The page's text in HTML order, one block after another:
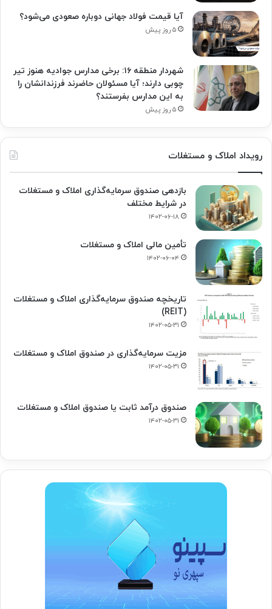
آیا قیمت فولاد جهانی دوباره صعودی می‌شود؟
۵ روز پیش
شهردار منطقه ۱۶: برخی مدارس جوادیه هنوز تیر
چوبی دارند؛ آیا مسئولان حاضرند فرزندانشان را
به این مدارس بفرستند؟
۵ روز پیش
رویداد املاک و مستغلات
بازدهی صندوق سرمایه‌گذاری املاک و مستغلات
در شرایط مختلف
۱۴۰۲-۰۶-۱۸
تأمین مالی املاک و مستغلات
۱۴۰۲-۰۶-۰۴
تاریخچه صندوق سرمایه‌گذاری املاک و مستغلات
(REIT)
۱۴۰۲-۰۵-۳۱
مزیت سرمایه‌گذاری در صندوق املاک و مستغلات
۱۴۰۲-۰۵-۳۱
صندوق درآمد ثابت یا صندوق املاک و مستغلات
۱۴۰۲-۰۵-۳۱